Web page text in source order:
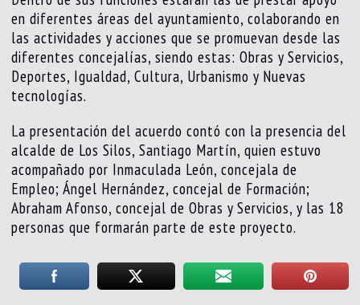
en diferentes áreas del ayuntamiento, colaborando en
las actividades y acciones que se promuevan desde las
diferentes concejalías, siendo estas: Obras y Servicios,
Deportes, Igualdad, Cultura, Urbanismo y Nuevas
tecnologías.
La presentación del acuerdo contó con la presencia del
alcalde de Los Silos, Santiago Martín, quien estuvo
acompañado por Inmaculada León, concejala de
Empleo; Ángel Hernández, concejal de Formación;
Abraham Afonso, concejal de Obras y Servicios, y las 18
personas que formarán parte de este proyecto.